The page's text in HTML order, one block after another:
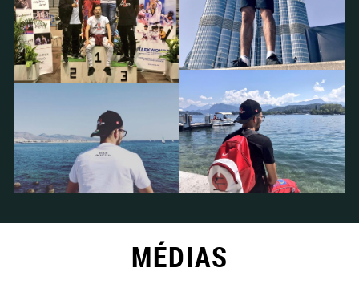
MÉDIAS